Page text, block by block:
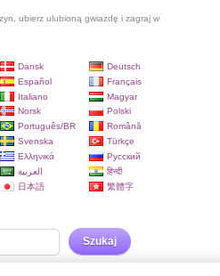
ubierz ulubioną gwiazdę i zagraj w
Dansk
Deutsch
Español
Français
Italiano
Magyar
Norsk
Polski
Português/BR
Română
Svenska
Türkçe
Ελληνικά
Русский
العربية
हिन्दी
日本語
繁體字
Szukaj